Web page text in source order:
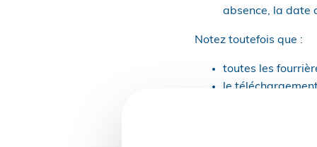
absence, la date
Notez toutefois que :
toutes les
le